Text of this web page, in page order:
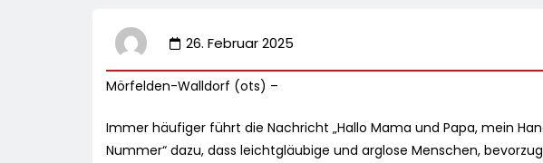
26. Februar 2025
Mörfelden-Walldorf (ots) –
Immer häufiger führt die Nachricht „Hallo Mama und Papa, mein
Nummer“ dazu, dass leichtgläubige und arglose Menschen,